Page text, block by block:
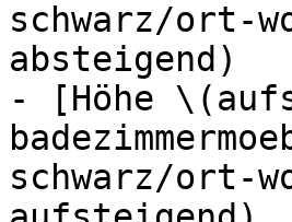
schwarz/ort-
absteigend)
- [Höhe
schwarz/ort-